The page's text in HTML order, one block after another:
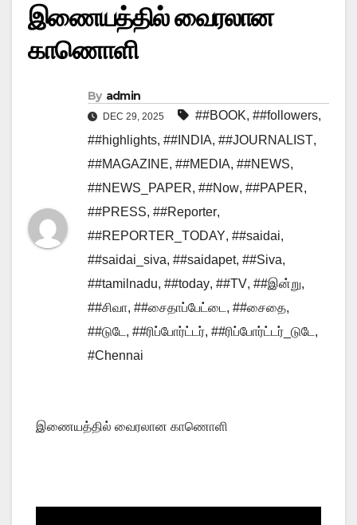
இணையத்தில் வைரலான
காணொளி
By admin
DEC 29, 2025 ##BOOK, ##followers,
##highlights, ##INDIA, ##JOURNALIST,
##MAGAZINE, ##MEDIA, ##NEWS,
##NEWS_PAPER, ##Now, ##PAPER,
##PRESS, ##Reporter,
##REPORTER_TODAY, ##saidai,
##saidai_siva, ##saidapet, ##Siva,
##tamilnadu, ##today, ##TV, ##இன்று,
##சிவா, ##சைதாப்பேட்டை , ##சைதை,
##டுடே , ##ரிப்போர்ட்டர், ##ரிப்போர்ட்டர்_டுடே ,
#Chennai
இணையத்தில் வைரலான காணொளி